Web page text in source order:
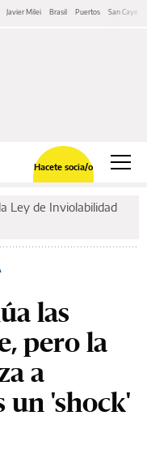
Javier Milei Brasil Puertos San
Hacete socia/o
Ley de Inviolabilidad
las
pero la
a
un 'shock'